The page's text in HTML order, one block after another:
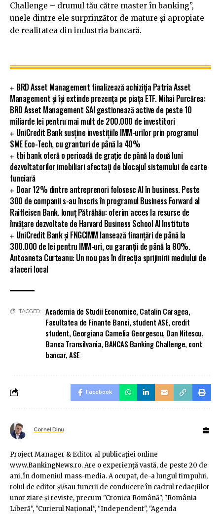
Challenge – drumul tău către master în banking”,
unele dintre ele surprinzător de mature și apropiate
de realitatea din industria bancară.
BRD Asset Management finalizează achiziția Patria Asset
Management și își extinde prezența pe piața ETF. Mihai Purcărea:
BRD Asset Management SAI gestionează active de peste 10
miliarde lei pentru mai mult de 200.000 de investitori
UniCredit Bank susține investițiile IMM-urilor prin programul
SME Eco-Tech, cu granturi de până la 40%
tbi bank oferă o perioadă de grație de până la două luni
dezvoltatorilor imobiliari afectați de blocajul sistemului de carte
funciară
Doar 12% dintre antreprenori folosesc AI în business. Peste
300 de companii s-au înscris în programul Business Forward al
Raiffeisen Bank. Ionuț Pătrăhău: oferim acces la resurse de
învățare dezvoltate de Harvard Business School AI Institute
UniCredit Bank și FNGCIMM lansează finanțări de până la
300.000 de lei pentru IMM-uri, cu garanții de până la 80%.
Antoaneta Curteanu: Un nou pas în direcția sprijinirii mediului de
afaceri local
TAGGED: Academia de Studii Economice, Catalin Caragea,
Facultatea de Finante Banci, student ASE, credit
student, Georgiana Camelia Georgescu, Dan Nitescu,
Banca Transilvania, BANCAS Banking Challenge, cont
bancar,ASE
Facebook
Cornel Dinu
Project Manager & Editor al publicaţiei online
www.BankingNews.ro. Are o experienţă vastă, de peste 20 de
ani, în domeniul mass-media. A ocupat, de-a lungul timpului,
rolul de editor şi/sau funcţii de conducere în cadrul redacţiilor
unor ziare şi reviste, precum "Cronica Română", "România
Liberă", "Curierul Naţional", "Independent", "Agenda